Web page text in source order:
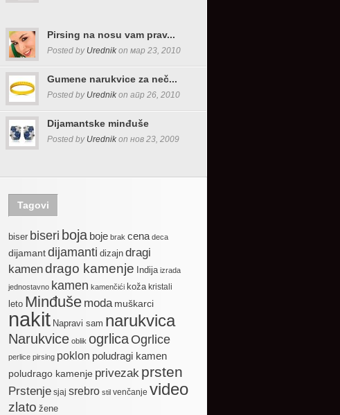
Pirsing na nosu vam prav...
Posted by Urednik on мар 23, 2010
Gumene narukvice za neč...
Posted by Urednik on апр 26, 2010
Dijamantske minđuše
Posted by Urednik on нов 23, 2009
Tagovi
biser biseri boja boje brak cena deca
dijamantdijamanti dizajn dragi
kamendrago kamenje Indija izrada
jednostavno kamen kamenčići koža kristali
leto Minđuše moda muškarci
nakit Napravi sam narukvica
Narukvice oblik ogrlicaOgrlice
perlice pirsing poklon poludragi kamen
poludrago kamenje privezak prsten
Prstenje sjaj srebro stil venčanje video
zlato žene